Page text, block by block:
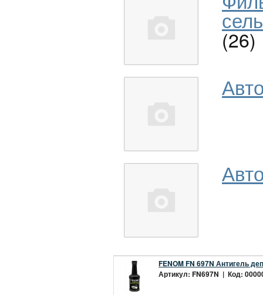
(26)
FENOM FN 697N Антигель
Артикул: FN697N | Код: